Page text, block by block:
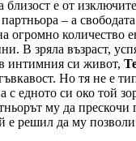
близост е от
– а
огромно количество
В зряла възраст,
интимния си живот,
Но тя не е
с едното си око той
му да прескочи
е решил да му